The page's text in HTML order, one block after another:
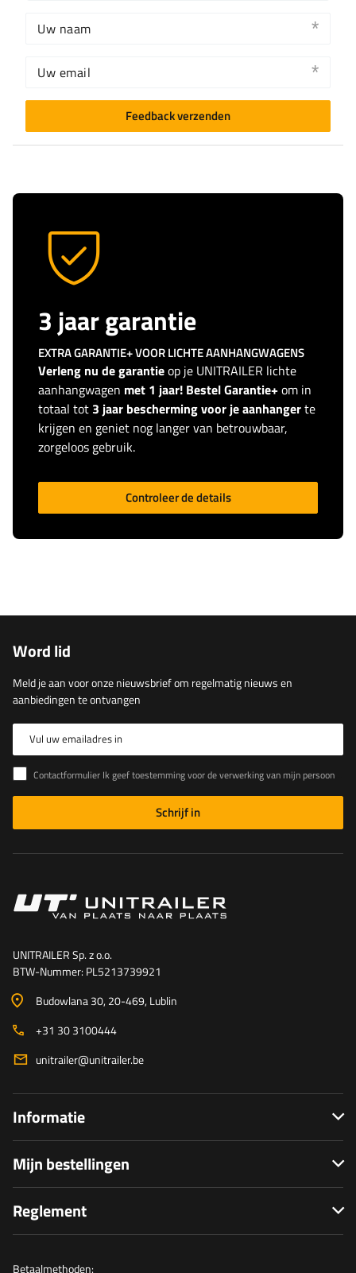
Uw naam
Uw email
Feedback verzenden
3 jaar garantie
EXTRA GARANTIE+ VOOR LICHTE AANHANGWAGENS
Verleng nu de garantieop je UNITRAILER lichte
aanhangwagen met 1 jaar! Bestel Garantie+om in
totaal tot 3 jaar bescherming voor je aanhangerte
krijgen en geniet nog langer van betrouwbaar,
zorgeloos gebruik.
Controleer de details
Word lid
Meld je aan voor onze nieuwsbrief om regelmatig nieuws en
aanbiedingen te ontvangen
Vul uw emailadres in
Contactformulier Ik geef toestemming voor de verwerking van mijn persoonlijke gegevens in het contactformulier in overeenstemming met de Verordening van het Europees Parlement en de Raad (EU)
Schrijf in
UNITRAILER Sp. z o.o.
BTW-Nummer: PL5213739921
Budowlana 30, 20-469, Lublin
+31 30 3100444
unitrailer@unitrailer.be
Informatie
Mijn bestellingen
Reglement
Betaalmethoden: